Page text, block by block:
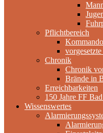
Pflichtbereich
Kommando
Chronik
Chronik
Brände in
Erreichbarkeiten
150 Jahre FF
Wissenswertes